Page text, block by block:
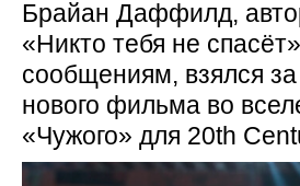
Брайан Даффилд,
«Никто тебя не
сообщениям, взялся
нового фильма во
«Чужого» для 20th